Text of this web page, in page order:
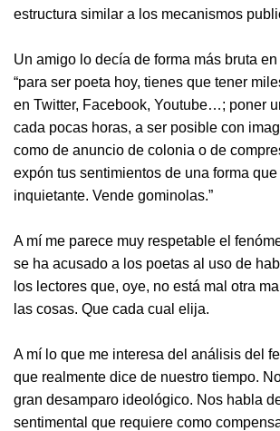
estructura similar a los mecanismos
Un amigo lo decía de forma más bruta
“para ser poeta hoy, tienes que tener
en Twitter, Facebook, Youtube…; poner
cada pocas horas, a ser posible con
como de anuncio de colonia o de
expón tus sentimientos de una forma
inquietante. Vende gominolas.”
A mí me parece muy respetable el
se ha acusado a los poetas al uso de
los lectores que, oye, no está mal otra
las cosas. Que cada cual elija.
A mí lo que me interesa del análisis del
que realmente dice de nuestro tiempo.
gran desamparo ideológico. Nos habla
sentimental que requiere como